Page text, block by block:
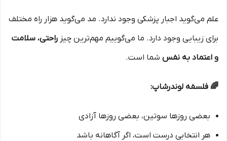
علم می‌گوید اجبار پزشکی وجود ندارد. مد می‌گوید هزار راه مختلف
برای زیبایی وجود دارد. ما می‌گوییم مهم‌ترین چیز راحتی، سلامت
و اعتماد به نفس شما است.
🌈 فلسفه لوندرشاپ:
بعضی روزها سوتین، بعضی روزها آزادی
هر انتخابی درست است، اگر آگاهانه باشد